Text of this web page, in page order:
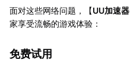
面对这些网络问题，【UU加速器
家享受流畅的游戏体验：
免费试用